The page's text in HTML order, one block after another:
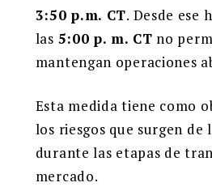
3:50 p.m. CT. Desde ese
las 5:00 p. m. CT no
mantengan operaciones
Esta medida tiene como
los riesgos que surgen de
durante las etapas de
mercado.